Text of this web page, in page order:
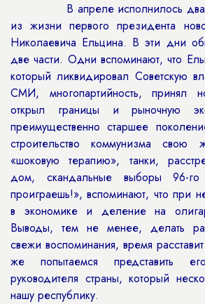
В апреле исполнилось
из жизни первого президента
Николаевича Ельцина. В эти дни
две части. Одни вспоминают, что
который ликвидировал Советскую
СМИ, многопартийность, принял
открыл границы и рыночную
преимущественно старшее
строительство коммунизма свою
«шоковую терапию», танки,
дом, скандальные выборы 96-
проиграешь!», вспоминают, что при
в экономике и деление на
Выводы, тем не менее, делать
свежи воспоминания, время
же попытаемся представить
руководителя страны, который
нашу республику.